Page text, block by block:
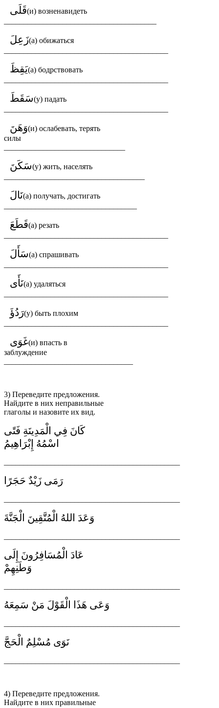
قَلَى(и) возненавидеть
زَعِلَ(а) обижаться
يَقِظَ(а) бодрствовать
سَقَطَ(у) падать
وَهَنَ(и) ослабевать, терять
силы
سَكَنَ(у) жить, населять
نَالَ(а) получать, достигать
قَطَعَ(а) резать
سَأَلَ(а) спрашивать
نَأَى(а) удаляться
رَدُؤَ(у) быть плохим
غَوَى(и) впасть в
заблуждение
3) Переведите предложения.
Найдите в них неправильные
глаголы и назовите их вид.
كَانَ فِي الْمَدِينَةِ فَتًى
اسْمُهُ إِبْرَاهِيمُ
رَمَى زَيْدٌ حَجَرًا
وَعَدَ اللهُ الْمُتَّقِينَ الْجَنَّةَ
عَادَ الْمُسَافِرُونَ إِلَى
وَطَنِهِمْ
وَعَى هَذَا الْقَوْلَ مَنْ سَمِعَهُ
نَوَى مُسْلِمٌ الْحَجَّ
4) Переведите предложения.
Найдите в них правильные